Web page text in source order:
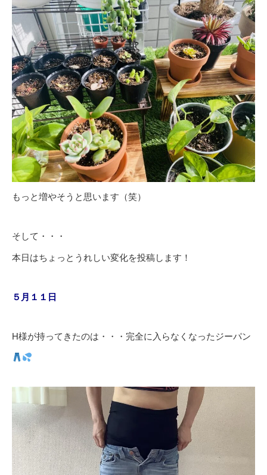
もっと増やそうと思います（笑）
そして・・・
本日はちょっとうれしい変化を投稿します！
５月１１日
H様が持ってきたのは・・・完全に入らなくなったジーパン